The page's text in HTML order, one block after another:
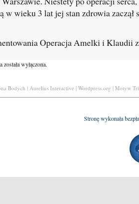
w wieku 3 lat jej stan zdrowia zaczął
Operacja Amelki i Klaudii
wyłączona.
Bodych | Aurelius Interactive | Wordpress.org | Motyw
Stronę wykonała